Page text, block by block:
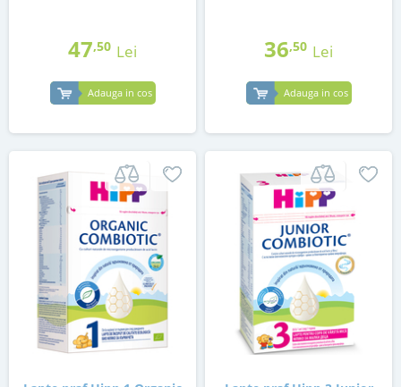
47,50 Lei
Adauga in cos
36,50 Lei
Adauga in cos